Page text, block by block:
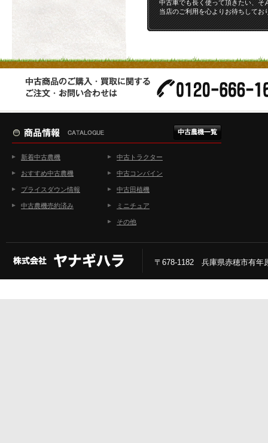
中古車でも長く使って頂きたい、そ
当店のご利用を心よりお待ちしてお
新着中古農機
おすすめ中古農機
プライスダウン情報
中古農機売約済み
中古トラクター
中古コンバイン
中古田植機
ミニチュア
その他
〒678-1182 兵庫県赤穂市有年